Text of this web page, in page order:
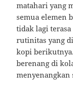
matahari yang
semua elemen
tidak lagi
rutinitas yang
kopi
berenang di
menyenangkan